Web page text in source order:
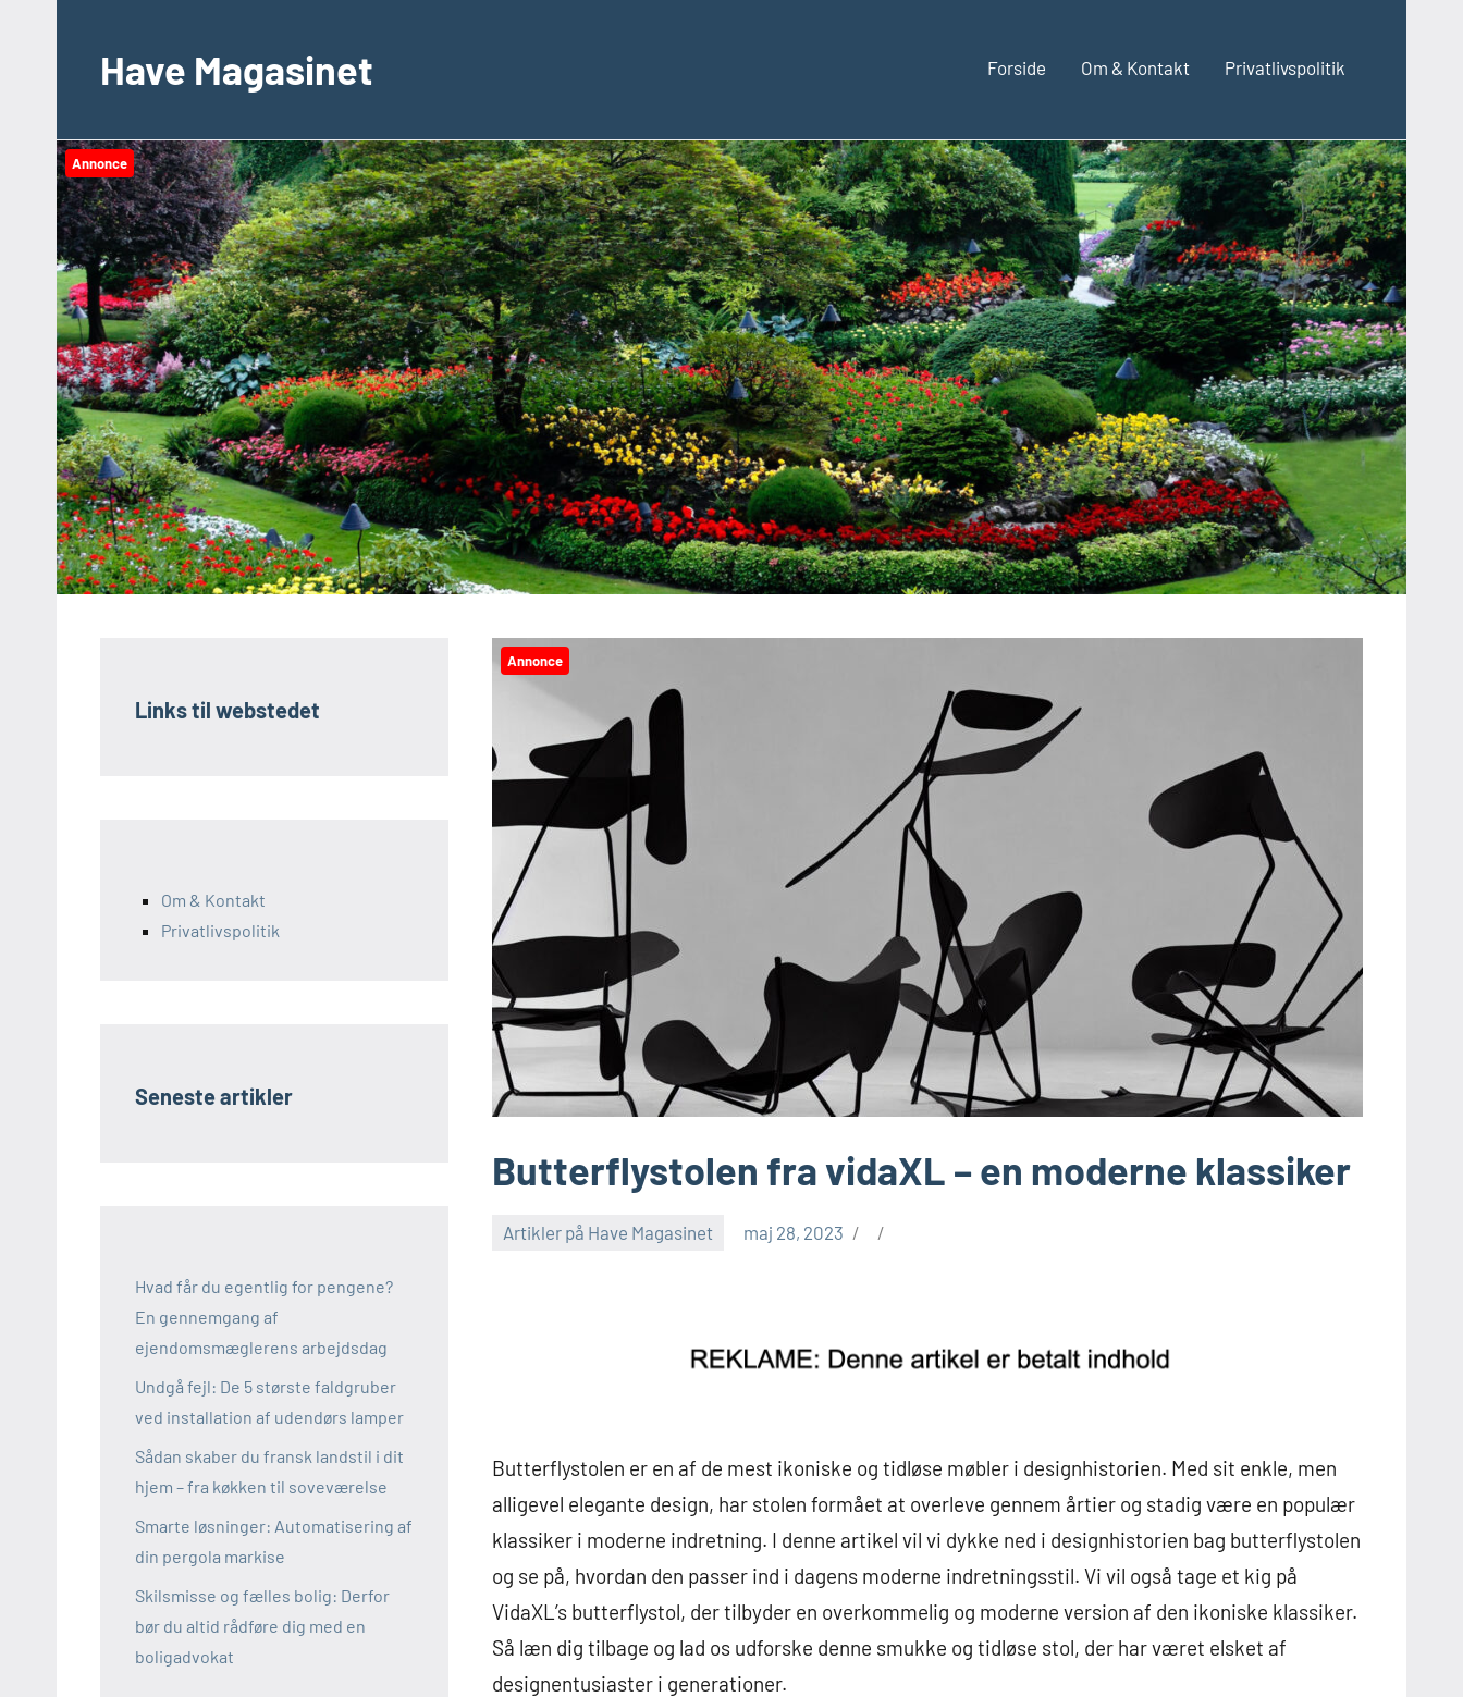
indholdHave Magasinet Forside Om & Kontakt Privatlivspolitik
Annonce
Annonce
Butterflystolen fra vidaXL – en moderne klassiker
Artikler på Have Magasinet maj 28, 2023
Butterflystolen er en af de mest ikoniske og tidløse møbler i designhistorien. Med sit enkle, men
alligevel elegante design, har stolen formået at overleve gennem årtier og stadig være en populær
klassiker i moderne indretning. I denne artikel vil vi dykke ned i designhistorien bag butterflystolen
og se på, hvordan den passer ind i dagens moderne indretningsstil. Vi vil også tage et kig på
VidaXL’s butterflystol, der tilbyder en overkommelig og moderne version af den ikoniske klassiker.
Så læn dig tilbage og lad os udforske denne smukke og tidløse stol, der har været elsket af
designentusiaster i generationer.
Links til webstedet
Om & Kontakt
Privatlivspolitik
Seneste artikler
Hvad får du egentlig for pengene?
En gennemgang af
ejendomsmæglerens arbejdsdag
Undgå fejl: De 5 største faldgruber
ved installation af udendørs lamper
Sådan skaber du fransk landstil i dit
hjem – fra køkken til soveværelse
Smarte løsninger: Automatisering af
din pergola markise
Skilsmisse og fælles bolig: Derfor
bør du altid rådføre dig med en
boligadvokat